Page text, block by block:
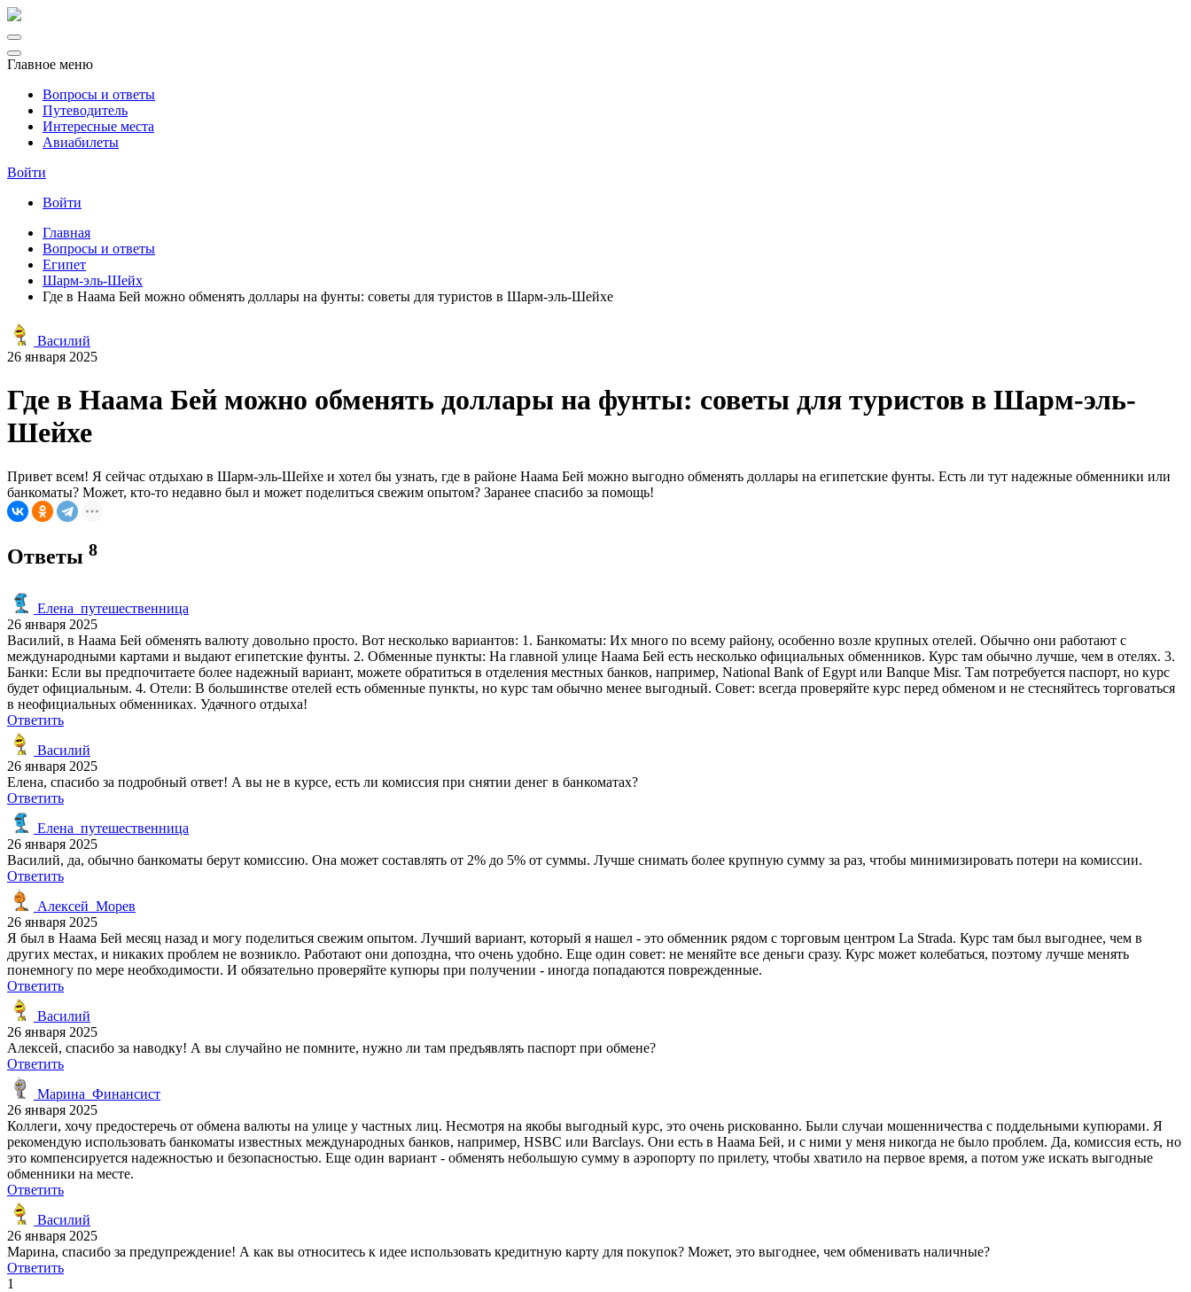
Главное меню
Вопросы и ответы
Путеводитель
Интересные места
Авиабилеты
Войти
Войти
Главная
Вопросы и ответы
Египет
Шарм-эль-Шейх
Где в Наама Бей можно обменять доллары на фунты: советы для туристов в Шарм-эль-Шейхе
Василий
26 января 2025
Где в Наама Бей можно обменять доллары на фунты: советы для туристов в Шарм-эль-
Шейхе
Привет всем! Я сейчас отдыхаю в Шарм-эль-Шейхе и хотел бы узнать, где в районе Наама Бей можно выгодно обменять доллары на египетские фунты. Есть ли тут надежные обменники или
банкоматы? Может, кто-то недавно был и может поделиться свежим опытом? Заранее спасибо за помощь!
Ответы 8
Елена_путешественница
26 января 2025
Василий, в Наама Бей обменять валюту довольно просто. Вот несколько вариантов: 1. Банкоматы: Их много по всему району, особенно возле крупных отелей. Обычно они работают с
международными картами и выдают египетские фунты. 2. Обменные пункты: На главной улице Наама Бей есть несколько официальных обменников. Курс там обычно лучше, чем в отелях. 3.
Банки: Если вы предпочитаете более надежный вариант, можете обратиться в отделения местных банков, например, National Bank of Egypt или Banque Misr. Там потребуется паспорт, но курс
будет официальным. 4. Отели: В большинстве отелей есть обменные пункты, но курс там обычно менее выгодный. Совет: всегда проверяйте курс перед обменом и не стесняйтесь торговаться
в неофициальных обменниках. Удачного отдыха!
Ответить
Василий
26 января 2025
Елена, спасибо за подробный ответ! А вы не в курсе, есть ли комиссия при снятии денег в банкоматах?
Ответить
Елена_путешественница
26 января 2025
Василий, да, обычно банкоматы берут комиссию. Она может составлять от 2% до 5% от суммы. Лучше снимать более крупную сумму за раз, чтобы минимизировать потери на комиссии.
Ответить
Алексей_Морев
26 января 2025
Я был в Наама Бей месяц назад и могу поделиться свежим опытом. Лучший вариант, который я нашел - это обменник рядом с торговым центром La Strada. Курс там был выгоднее, чем в
других местах, и никаких проблем не возникло. Работают они допоздна, что очень удобно. Еще один совет: не меняйте все деньги сразу. Курс может колебаться, поэтому лучше менять
понемногу по мере необходимости. И обязательно проверяйте купюры при получении - иногда попадаются поврежденные.
Ответить
Василий
26 января 2025
Алексей, спасибо за наводку! А вы случайно не помните, нужно ли там предъявлять паспорт при обмене?
Ответить
Марина_Финансист
26 января 2025
Коллеги, хочу предостеречь от обмена валюты на улице у частных лиц. Несмотря на якобы выгодный курс, это очень рискованно. Были случаи мошенничества с поддельными купюрами. Я
рекомендую использовать банкоматы известных международных банков, например, HSBC или Barclays. Они есть в Наама Бей, и с ними у меня никогда не было проблем. Да, комиссия есть, но
это компенсируется надежностью и безопасностью. Еще один вариант - обменять небольшую сумму в аэропорту по прилету, чтобы хватило на первое время, а потом уже искать выгодные
обменники на месте.
Ответить
Василий
26 января 2025
Марина, спасибо за предупреждение! А как вы относитесь к идее использовать кредитную карту для покупок? Может, это выгоднее, чем обменивать наличные?
Ответить
1